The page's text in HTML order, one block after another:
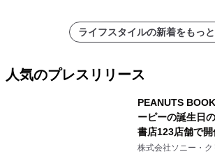
ライフスタイルの新着をもっ
人気のプレスリリース
PEANUTS
ーピーの誕生日
書店123店舗で開
株式会社ソニー・